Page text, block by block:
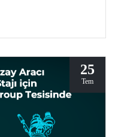
geçen buluşmalar
25
Tem